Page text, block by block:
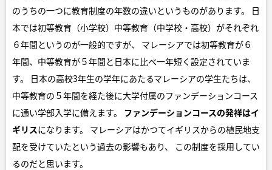
のうちの一つに教育制度の年数の違いというものがあります。 日
本では初等教育（小学校）中等教育（中学校・高校）がそれぞれ
６年間というのが一般的ですが、 マレーシアでは初等教育が６
年間、中等教育が５年間と日本に比べ一年短く設定されていま
す。 日本の高校3年生の学年にあたるマレーシアの学生たちは、
中等教育の５年間を経た後に大学付属のファンデーションコース
に通い学部入学に備えます。 ファンデーションコースの発祥はイ
ギリスになります。 マレーシアはかつてイギリスからの植民地支
配を受けていたという過去の影響もあり、 この制度を採用してい
るのだと思います。